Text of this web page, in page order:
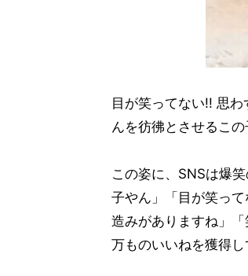
目が笑ってない!! 思
んを彷彿とさせるこ
この姿に、SNSは爆
子やん」「目が笑っ
造みがありますね」
万ものいいねを獲得